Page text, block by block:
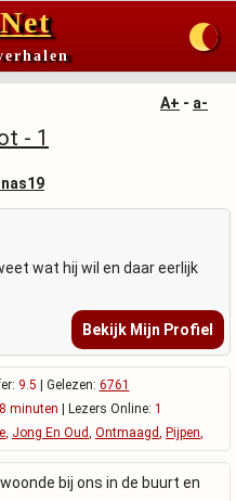
A+ - a-
- 1
wat hij wil en daar eerlijk
Bekijk Mijn Profiel
9.5 | Gelezen: 6761
minuten | Lezers Online: 1
, Jong En Oud, Ontmaagd, Pijpen,
bij ons in de buurt en